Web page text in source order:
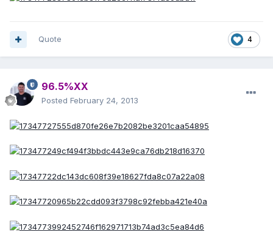
4
Quote
96.5%XX
Posted February 24, 2013